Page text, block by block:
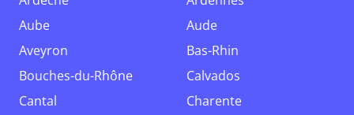
Aube
Aude
Aveyron
Bas-Rhin
Bouches-du-Rhône
Calvados
Cantal
Charente